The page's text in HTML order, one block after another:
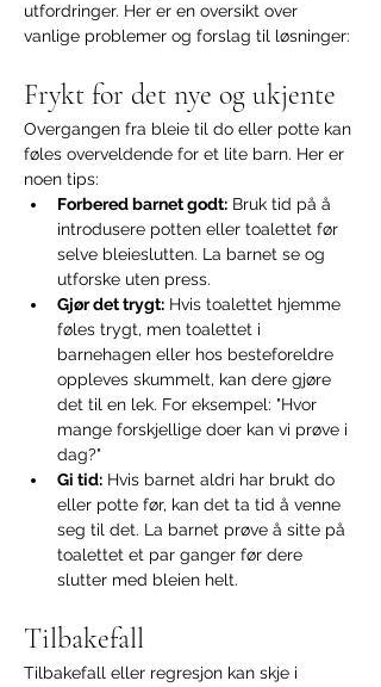
utfordringer. Her er en oversikt over
vanlige problemer og forslag til løsninger:
Frykt for det nye og ukjente
Overgangen fra bleie til do eller potte kan
føles overveldende for et lite barn. Her er
noen tips:
Forbered barnet godt: Bruk tid på å
introdusere potten eller toalettet før
selve bleieslutten. La barnet se og
utforske uten press.
Gjør det trygt: Hvis toalettet hjemme
føles trygt, men toalettet i
barnehagen eller hos besteforeldre
oppleves skummelt, kan dere gjøre
det til en lek. For eksempel: "Hvor
mange forskjellige doer kan vi prøve i
dag?"
Gi tid: Hvis barnet aldri har brukt do
eller potte før, kan det ta tid å venne
seg til det. La barnet prøve å sitte på
toalettet et par ganger før dere
slutter med bleien helt.
Tilbakefall
Tilbakefall eller regresjon kan skje i